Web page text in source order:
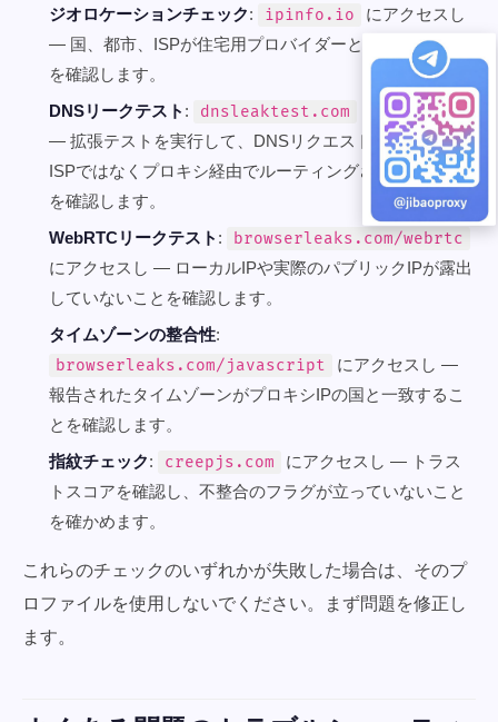
ジオロケーションチェック: ipinfo.io
にアクセスし
— 国、都市、ISPが住宅用プロバイダーと一致すること
を確認します。
DNSリークテスト : dnsleaktest.com
にアクセスし
— 拡張テストを実行して、DNSリクエストがローカル
ISPではなくプロキシ経由でルーティングされていること
を確認します。
WebRTCリークテスト :
browserleaks.com/webrtc
にアクセスし — ローカルIPや実際のパブリックIPが露出
していないことを確認します。
タイムゾーンの整合性:
browserleaks.com/javascript
にアクセスし —
報告されたタイムゾーンがプロキシIPの国と一致するこ
とを確認します。
指紋チェック: creepjs.com
にアクセスし — トラス
トスコアを確認し、不整合のフラグが立っていないこと
を確かめます。
これらのチェックのいずれかが失敗した場合は、そのプ
ロファイルを使用しないでください。まず問題を修正し
ます。